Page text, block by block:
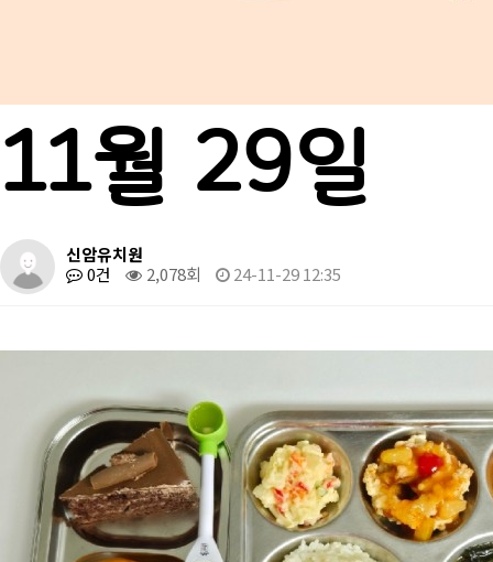
11월 29일
신암유치원
0건
2,078회 24-11-29 12:35
본문